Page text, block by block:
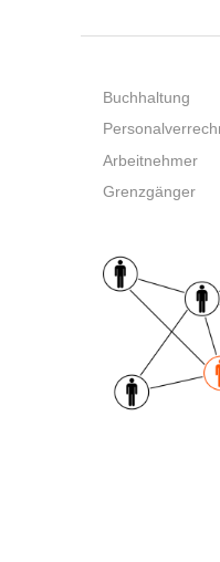
Buchhaltung
Arbeitnehmer
Grenzgänger